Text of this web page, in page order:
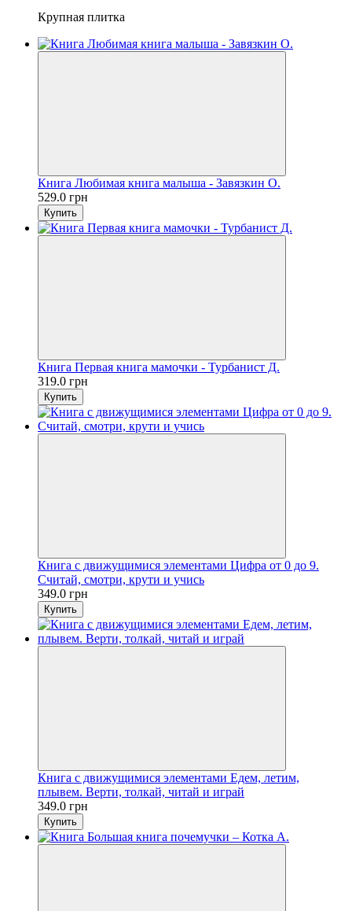
Крупная плитка
Книга Любимая книга малыша - Завязкин О.
529.0 грн
Купить
Книга Первая книга мамочки - Турбанист Д.
319.0 грн
Купить
Книга с движущимися элементами Цифра от 0 до 9.
Считай, смотри, крути и учись
349.0 грн
Купить
Книга с движущимися элементами Едем, летим,
плывем. Верти, толкай, читай и играй
349.0 грн
Купить